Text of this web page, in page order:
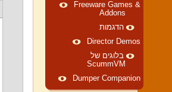
Freeware Games &
Addons
הדגמות
Director Demos
בלוגים של
ScummVM
Dumper Companion